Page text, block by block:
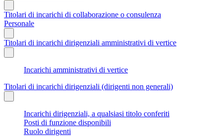
Titolari di incarichi di collaborazione o consulenza
Personale
Titolari di incarichi dirigenziali amministrativi di vertice
Incarichi amministrativi di vertice
Titolari di incarichi dirigenziali (dirigenti non generali)
Incarichi dirigenziali, a qualsiasi titolo conferiti
Posti di funzione disponibili
Ruolo dirigenti